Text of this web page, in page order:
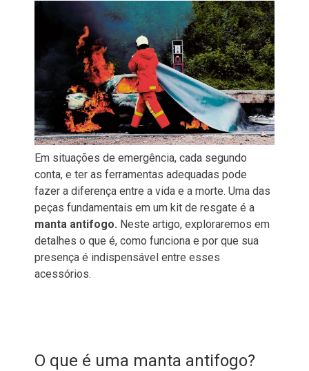
Em situações de emergência, cada segundo
conta, e ter as ferramentas adequadas pode
fazer a diferença entre a vida e a morte. Uma das
peças fundamentais em um kit de resgate é a
manta antifogo. Neste artigo, exploraremos em
detalhes o que é, como funciona e por que sua
presença é indispensável entre esses
acessórios.
O que é uma manta antifogo?